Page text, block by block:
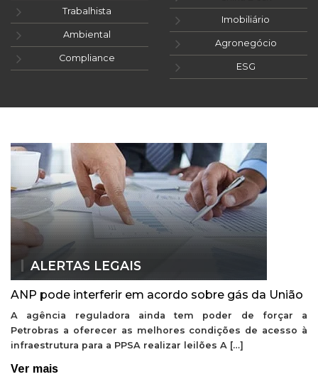
Trabalhista
Ambiental
Compliance
Imobiliário
Agronegócio
ESG
ALERTAS LEGAIS
ANP pode interferir em acordo sobre gás da União
A agência reguladora ainda tem poder de forçar a
Petrobras a oferecer as melhores condições de acesso à
infraestrutura para a PPSA realizar leilões A […]
Ver mais